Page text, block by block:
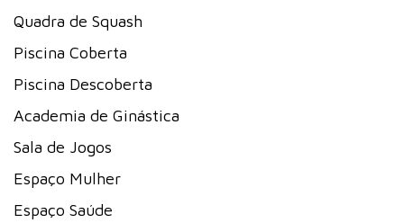
Quadra de Squash
Piscina Coberta
Piscina Descoberta
Academia de Ginástica
Sala de Jogos
Espaço Mulher
Espaço Saúde